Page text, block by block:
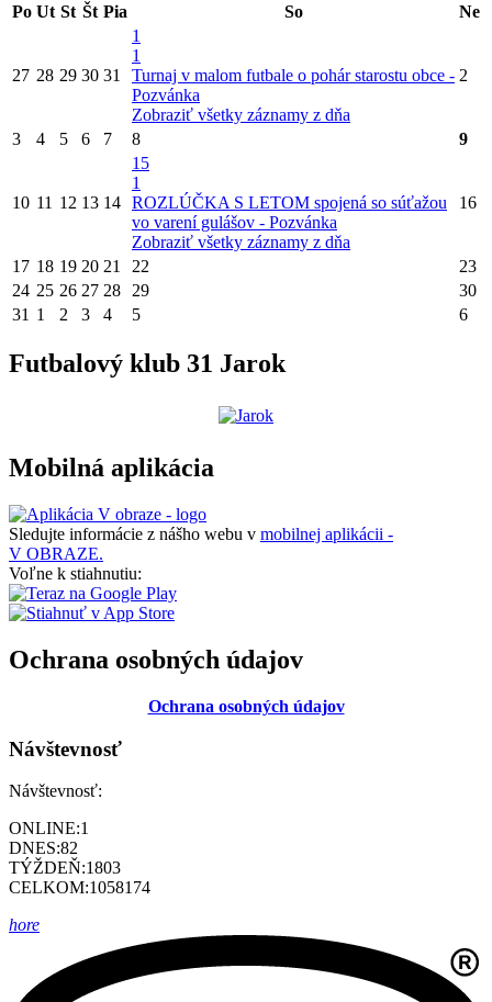
Po Ut St Št Pia So Ne
27 28 29 30 31
1
1
Turnaj v malom futbale o pohár starostu obce -
Pozvánka
Zobraziť všetky záznamy z dňa
2
3 4 5 6 7 8 9
10 11 12 13 14
15
1
ROZLÚČKA S LETOM spojená so súťažou
vo varení gulášov - Pozvánka
Zobraziť všetky záznamy z dňa
16
17 18 19 20 21 22
23
24 25 26 27 28 29
30
31 1 2 3 4 5 6
Futbalový klub 31 Jarok
Mobilná aplikácia
Sledujte informácie z nášho webu v mobilnej aplikácii -
V OBRAZE.
Voľne k stiahnutiu:
Ochrana osobných údajov
Ochrana osobných údajov
Návštevnosť
Návštevnosť:
ONLINE:1
DNES:82
TÝŽDEŇ:1803
CELKOM:1058174
hore